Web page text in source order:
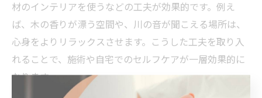
材のインテリアを使うなどの工夫が効果的です。例え
ば、木の香りが漂う空間や、川の音が聞こえる場所は、
心身をよりリラックスさせます。こうした工夫を取り入
れることで、施術や自宅でのセルフケアが一層効果的に
なります。